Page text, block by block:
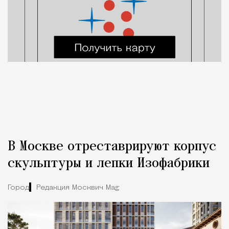
В Москве отреставрируют корпус
скульптуры и лепки Изофабрики
Город Редакция Москвич Mag